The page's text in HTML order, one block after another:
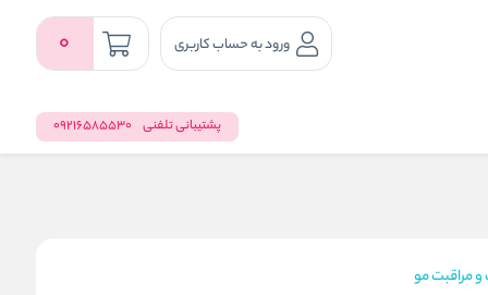
ورود به حساب کاربری 0
پشتیبانی تلفنی 09216585530
مراقبت مو